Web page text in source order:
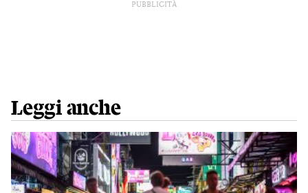
PUBBLICITÀ
Leggi anche